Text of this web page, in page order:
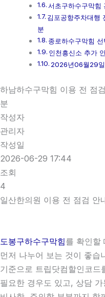
서초구하수구막힘
김포공항주차대
분
종로하수구막힘
인천흥신소 추가
2026년06월29일
하남하수구막힘 이용 전 점
분
작성자
관리자
작성일
2026-06-29 17:44
조회
4
일산한의원 이용 전 점검
도봉구하수구막힘를 확인할
먼저 나누어 보는 것이 좋
기준으로 트립닷컴할인코
필요한 경우도 있고, 상담